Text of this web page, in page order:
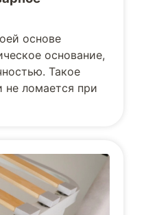
основе
основание,
Такое
не ломается при